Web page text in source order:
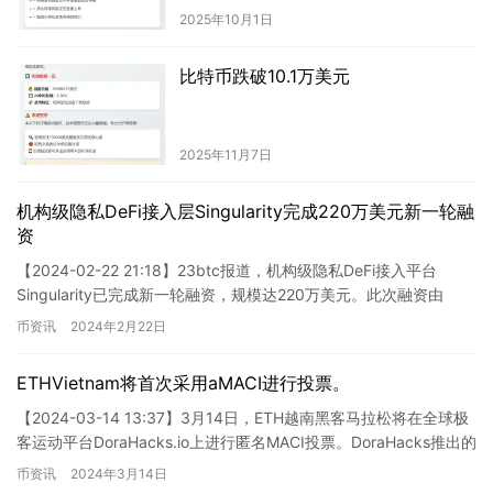
2025年10月1日
比特币跌破10.1万美元
2025年11月7日
机构级隐私DeFi接入层Singularity完成220万美元新一轮融
资
【2024-02-22 21:18】23btc报道，机构级隐私DeFi接入平台
Singularity已完成新一轮融资，规模达220万美元。此次融资由
Gumi Cryptos Cap…
币资讯 2024年2月22日
ETHVietnam将首次采用aMACI进行投票。
【2024-03-14 13:37】3月14日，ETH越南黑客马拉松将在全球极
客运动平台DoraHacks.io上进行匿名MACI投票。DoraHacks推出的
匿名MACI（aMA…
币资讯 2024年3月14日